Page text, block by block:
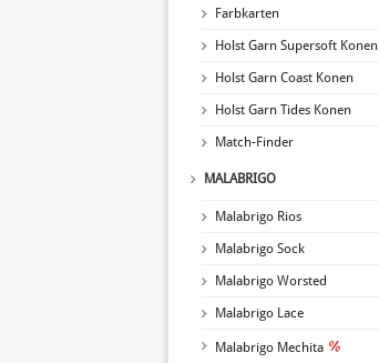
Farbkarten
Holst Garn Supersoft Konen
Holst Garn Coast Konen
Holst Garn Tides Konen
Match-Finder
MALABRIGO
Malabrigo Rios
Malabrigo Sock
Malabrigo Worsted
Malabrigo Lace
Malabrigo Mechita